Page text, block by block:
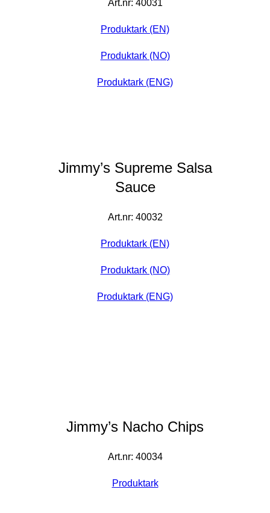
Art.nr: 40031
Produktark (EN)
Produktark (NO)
Produktark (ENG)
Jimmy’s Supreme Salsa
Sauce
Art.nr: 40032
Produktark (EN)
Produktark (NO)
Produktark (ENG)
Jimmy’s Nacho Chips
Art.nr: 40034
Produktark